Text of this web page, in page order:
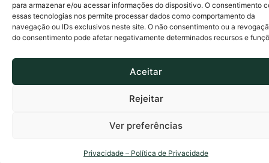
para armazenar e/ou acessar informações do dispositivo. O consentimento
essas tecnologias nos permite processar dados como comportamento da
navegação ou IDs exclusivos neste site. O não consentimento ou a
do consentimento pode afetar negativamente determinados recursos e
Aceitar
Rejeitar
Ver preferências
Privacidade – Política de Privacidade